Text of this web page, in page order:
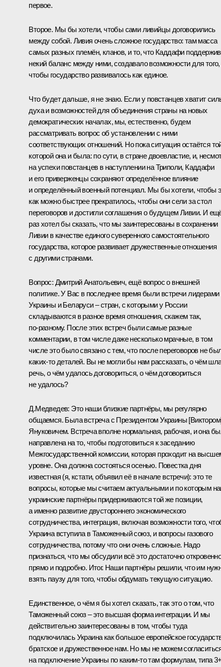
первое.
Второе. Мы бы хотели, чтобы сами ливийцы договорились
между собой. Ливия очень сложное государство: там масса
самых разных племён, кланов, и то, что Каддафи
некий баланс между ними, создавало возможности для того,
чтобы государство развивалось как единое.
Что будет дальше, я не знаю. Если у повстанцев хватит
духа и возможностей для объединения страны на новых
демократических началах, мы, естественно, будем
рассматривать вопрос об установлении с ними
соответствующих отношений. Но пока ситуация остаётся
которой она и была: по сути, в стране двоевластие, и,
на успехи повстанцев в наступлении на Триполи, Каддафи
и его приверженцы сохраняют определённое влияние
и определённый военный потенциал. Мы бы хотели, чтобы
как можно быстрее прекратилось, чтобы они сели за стол
переговоров и достигли соглашения о будущем Ливии. И
раз хотел бы сказать, что мы заинтересованы в сохранении
Ливии в качестве единого суверенного самостоятельного
государства, которое развивает дружественные отношения
с другими странами.
Вопрос: Дмитрий Анатольевич, ещё вопрос о внешней
политике. У Вас в последнее время были встречи лидерами
Украины и Беларуси – стран, с которыми у России
складываются в разное время отношения, скажем так,
по‑разному. После этих встреч были самые разные
комментарии, в том числе даже несколько мрачные, в том
числе это было связано с тем, что после переговоров не
каких‑то деталей. Вы не могли бы нам рассказать, о чём
речь, о чём удалось договориться, о чём договориться
не удалось?
Д.Медведев: Это наши близкие партнёры, мы регулярно
общаемся. Былавстречас Президентом Украины
Януковичем. Встреча вполне нормальная, рабочая, и она
направлена на то, чтобы подготовиться к заседанию
Межгосударственной комиссии, которая проходит на
уровне. Она должна состояться осенью. Повестка дня
известная (я, кстати, объявил её в начале встречи): это те
вопросы, которые мы считаем актуальными и по которым
украинские партнёры придерживаются той же позиции,
а именно развитие двустороннего экономического
сотрудничества, интеграция, включая возможности того,
Украина вступила вТаможенный союз, и вопросы газового
сотрудничества, потому что они очень сложные. Надо
признаться, что мы обсудили всё это достаточно
прямо и подробно. Итог. Наши партнёры решили, что им
взять паузу для того, чтобы обдумать текущую ситуацию.
Единственное, о чём я бы хотел сказать, так это о том, что
Таможенный союз – это высшая форма интеграции. И мы
действительно заинтересованы в том, чтобы туда
подключилась Украина как большое европейское
братское и дружественное нам. Но мы не можем
на подключение Украины по каким‑то там формулам, типа